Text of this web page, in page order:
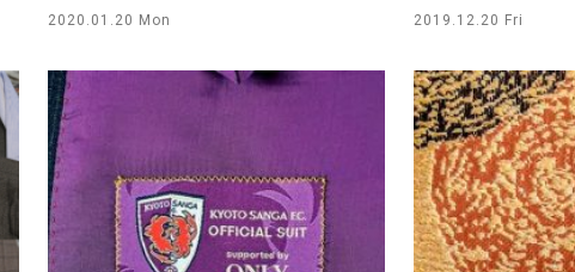
2020.01.20 Mon 2019.12.20 Fri